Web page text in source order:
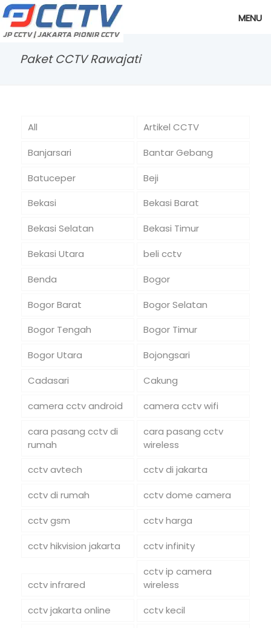
MENU
Paket CCTV Rawajati
All
Artikel CCTV
Banjarsari
Bantar Gebang
Batuceper
Beji
Bekasi
Bekasi Barat
Bekasi Selatan
Bekasi Timur
Bekasi Utara
beli cctv
Benda
Bogor
Bogor Barat
Bogor Selatan
Bogor Tengah
Bogor Timur
Bogor Utara
Bojongsari
Cadasari
Cakung
camera cctv android
camera cctv wifi
cara pasang cctv di
rumah
cara pasang cctv
wireless
cctv avtech
cctv di jakarta
cctv di rumah
cctv dome camera
cctv gsm
cctv harga
cctv hikvision jakarta
cctv infinity
cctv infrared
cctv ip camera
wireless
cctv jakarta online
cctv kecil